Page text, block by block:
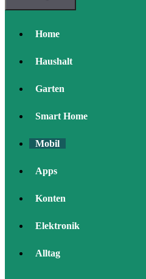
Home
Haushalt
Garten
Smart Home
Mobil
Apps
Konten
Elektronik
Alltag